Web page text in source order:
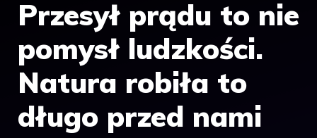
Przesył prądu to nie
pomysł ludzkości.
Natura robiła to
długo przed nami